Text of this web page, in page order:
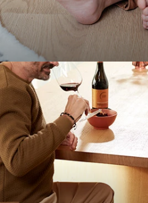
Parquetvinyl
Bekijk alles